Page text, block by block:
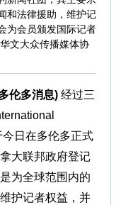
和法律援助，维护记
为会员颁发国际记者
文大众传播媒体协
伦多消息) 经过三
日在多伦多正式
大联邦政府登记
为全球范围内的
护记者权益，并